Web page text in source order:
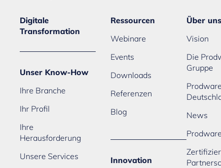
Digitale
Transformation
Unser Know-How
Ihre Branche
Ihr Profil
Ihre
Herausforderung
Unsere Services
Ressourcen
Webinare
Events
Downloads
Referenzen
Blog
Innovation
Über uns
Vision
Die
Gruppe
News